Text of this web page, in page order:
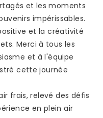
et les moments
impérissables.
et la créativité
Merci à tous les
et à l'équipe
cette journée
frais, relevé des défis
en plein air